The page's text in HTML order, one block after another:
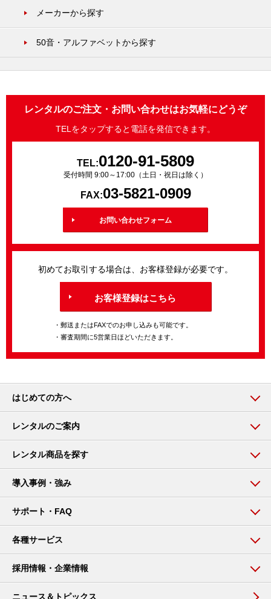
メーカーから探す
50音・アルファベットから探す
レンタルのご注文・お問い合わせはお気軽にどうぞ
TELをタップすると電話を発信できます。
TEL:0120-91-5809
受付時間 9:00～17:00（土日・祝日は除く）
FAX:03-5821-0909
お問い合わせフォーム
初めてお取引する場合は、お客様登録が必要です。
お客様登録はこちら
・郵送またはFAXでのお申し込みも可能です。
・審査期間に5営業日ほどいただきます。
はじめての方へ
レンタルのご案内
レンタル商品を探す
導入事例・強み
サポート・FAQ
各種サービス
採用情報・企業情報
ニュース＆トピックス